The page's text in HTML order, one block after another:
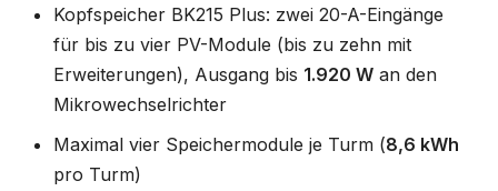
Kopfspeicher BK215 Plus: zwei 20-A-Eingänge
für bis zu vier PV-Module (bis zu zehn mit
Erweiterungen), Ausgang bis 1.920 W an den
Mikrowechselrichter
Maximal vier Speichermodule je Turm (8,6 kWh
pro Turm)